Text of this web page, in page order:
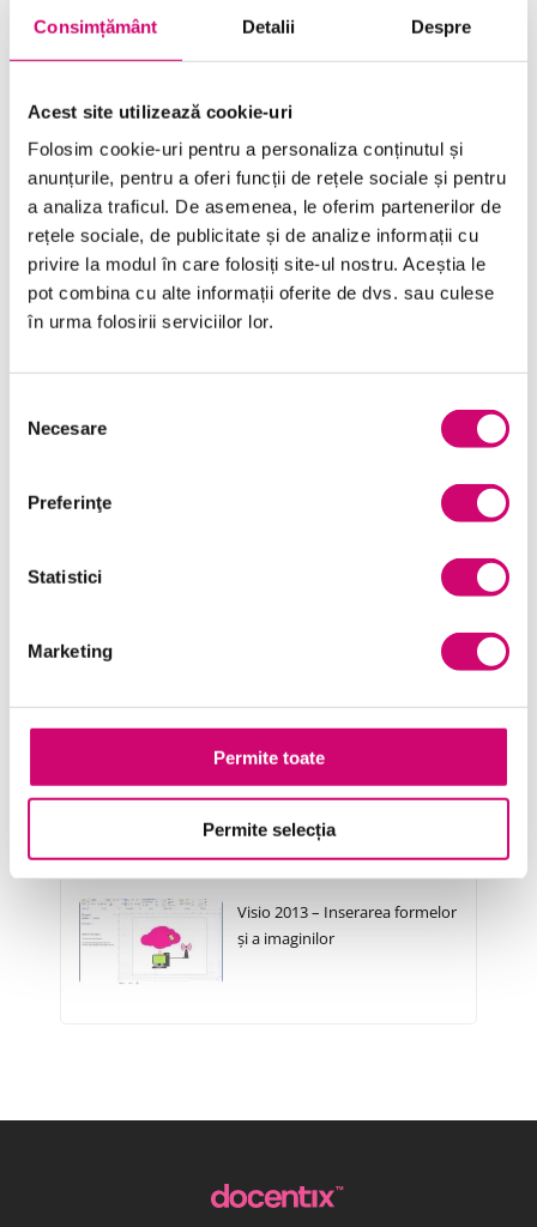
Consimțământ Detalii Despre
Acest site utilizează cookie-uri
Folosim cookie-uri pentru a personaliza conținutul și
anunțurile, pentru a oferi funcții de rețele sociale și pentru
a analiza traficul. De asemenea, le oferim partenerilor de
rețele sociale, de publicitate și de analize informații cu
privire la modul în care folosiți site-ul nostru. Aceștia le
pot combina cu alte informații oferite de dvs. sau culese
în urma folosirii serviciilor lor.
consimțământului
Necesare
Preferinţe
Statistici
Marketing
Permite toate
Permite selecția
Limba Engleză
Marketing
Microsoft Office
Project Management
Resurse Umane
Serviciul clienți
Transformare Digitală
Cursuri Similare
Visio 2013 – Crearea, salvarea
structurarea unui document
Visio 2013 – Inserarea formelor
și a imaginilor